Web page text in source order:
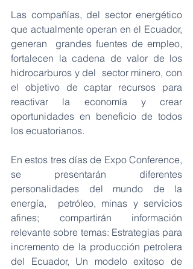
Las compañías, del sector energético
que actualmente operan en el Ecuador,
generan  grandes fuentes de empleo,
fortalecen la cadena de valor de los
hidrocarburos y del  sector minero, con
el objetivo de captar recursos para
reactivar la economía y crear
oportunidades en beneficio de todos
los ecuatorianos.
En estos tres días de Expo Conference,
se presentarán diferentes
personalidades del mundo de la
energía,  petróleo, minas y servicios
afines; compartirán información
relevante sobre temas: Estrategias para
incremento de la producción petrolera
del Ecuador, Un modelo exitoso de